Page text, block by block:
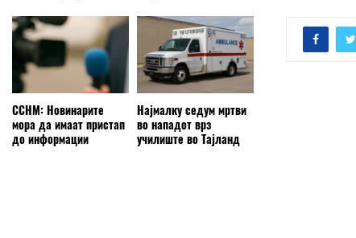
ССНМ: Новинарите
мора да имаат пристап
до информации
Најмалку седум мртви
во нападот врз
училиште во Тајланд